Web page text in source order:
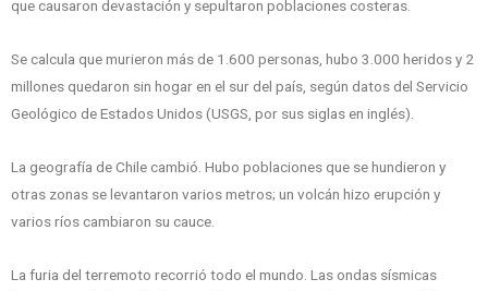
que causaron devastación y sepultaron poblaciones costeras.
Se calcula que murieron más de 1.600 personas, hubo 3.000 heridos y 2
millones quedaron sin hogar en el sur del país, según datos del Servicio
Geológico de Estados Unidos (USGS, por sus siglas en inglés).
La geografía de Chile cambió. Hubo poblaciones que se hundieron y
otras zonas se levantaron varios metros; un volcán hizo erupción y
varios ríos cambiaron su cauce.
La furia del terremoto recorrió todo el mundo. Las ondas sísmicas